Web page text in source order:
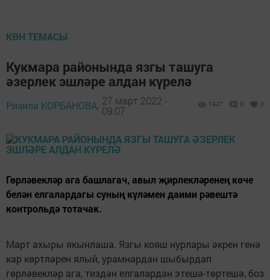
КӨН ТЕМАСЫ
Кукмара районында язгы ташуга
әзерлек эшләре алдан күрелә
Ризилә КОРБАНОВА, 27 март 2022 -
09:07
1947 0 0
Гөрләвекләр ага башлагач, авыл җирлекләренең көче
белән елгалардагы суның күләмен даими рәвештә
контрольдә тотачак.
Март ахыры якынлаша. Язгы кояш нурлары әкрен генә
кар көртләрен ялый, урамнардан шыбырдап
гөрләвекләр ага, тиздән елгалардан этешә-төртешә, боз